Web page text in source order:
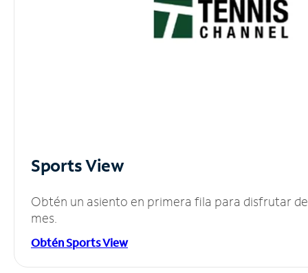
Sports View
Obtén un asiento en primera fila para disfrutar
mes.
Obtén Sports View